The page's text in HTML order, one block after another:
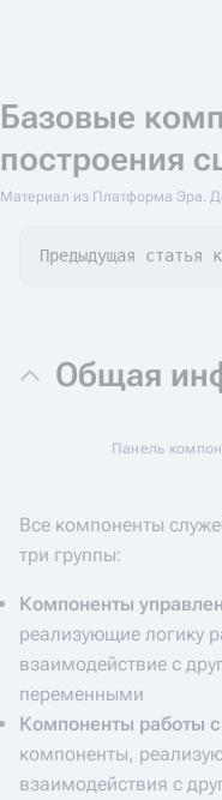
Базовые
построения
Материал из Платформа Эра.
Предыдущая статья
Общая
Панель
Все компоненты
три группы:
Компоненты
реализующие логику
взаимодействие с
переменными
Компоненты работы
компоненты,
взаимодействия с